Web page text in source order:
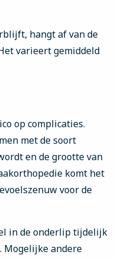
hangt af van de
varieert gemiddeld
op complicaties.
met de soort
en de grootte van
komt het
voor de
in de onderlip tijdelijk
Mogelijke andere